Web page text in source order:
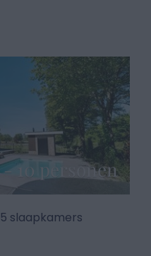
10 personen
slaapkamers